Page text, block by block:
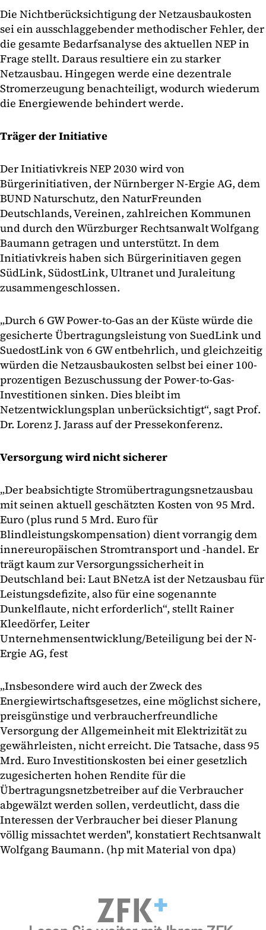
Die Nichtberücksichtigung der Netzausbaukosten
sei ein ausschlaggebender methodischer Fehler, der
die gesamte Bedarfsanalyse des aktuellen NEP in
Frage stellt. Daraus resultiere ein zu starker
Netzausbau. Hingegen werde eine dezentrale
Stromerzeugung benachteiligt, wodurch wiederum
die Energiewende behindert werde.
Träger der Initiative
Der Initiativkreis NEP 2030 wird von
Bürgerinitiativen, der Nürnberger N-Ergie AG, dem
BUND Naturschutz, den NaturFreunden
Deutschlands, Vereinen, zahlreichen Kommunen
und durch den Würzburger Rechtsanwalt Wolfgang
Baumann getragen und unterstützt. In dem
Initiativkreis haben sich Bürgerinitiaven gegen
SüdLink, SüdostLink, Ultranet und Juraleitung
zusammengeschlossen.
„Durch 6 GW Power-to-Gas an der Küste würde die
gesicherte Übertragungsleistung von SuedLink und
SuedostLink von 6 GW entbehrlich, und gleichzeitig
würden die Netzausbaukosten selbst bei einer 100-
prozentigen Bezuschussung der Power-to-Gas-
Investitionen sinken. Dies bleibt im
Netzentwicklungsplan unberücksichtigt“, sagt Prof.
Dr. Lorenz J. Jarass auf der Pressekonferenz.
Versorgung wird nicht sicherer
„Der beabsichtigte Stromübertragungsnetzausbau
mit seinen aktuell geschätzten Kosten von 95 Mrd.
Euro (plus rund 5 Mrd. Euro für
Blindleistungskompensation) dient vorrangig dem
innereuropäischen Stromtransport und -handel. Er
trägt kaum zur Versorgungssicherheit in
Deutschland bei: Laut BNetzA ist der Netzausbau für
Leistungsdefizite, also für eine sogenannte
Dunkelflaute, nicht erforderlich“, stellt Rainer
Kleedörfer, Leiter
Unternehmensentwicklung/Beteiligung bei der N-
Ergie AG, fest
„Insbesondere wird auch der Zweck des
Energiewirtschaftsgesetzes, eine möglichst sichere,
preisgünstige und verbraucherfreundliche
Versorgung der Allgemeinheit mit Elektrizität zu
gewährleisten, nicht erreicht. Die Tatsache, dass 95
Mrd. Euro Investitionskosten bei einer gesetzlich
zugesicherten hohen Rendite für die
Übertragungsnetzbetreiber auf die Verbraucher
abgewälzt werden sollen, verdeutlicht, dass die
Interessen der Verbraucher bei dieser Planung
völlig missachtet werden", konstatiert Rechtsanwalt
Wolfgang Baumann. (hp mit Material von dpa)